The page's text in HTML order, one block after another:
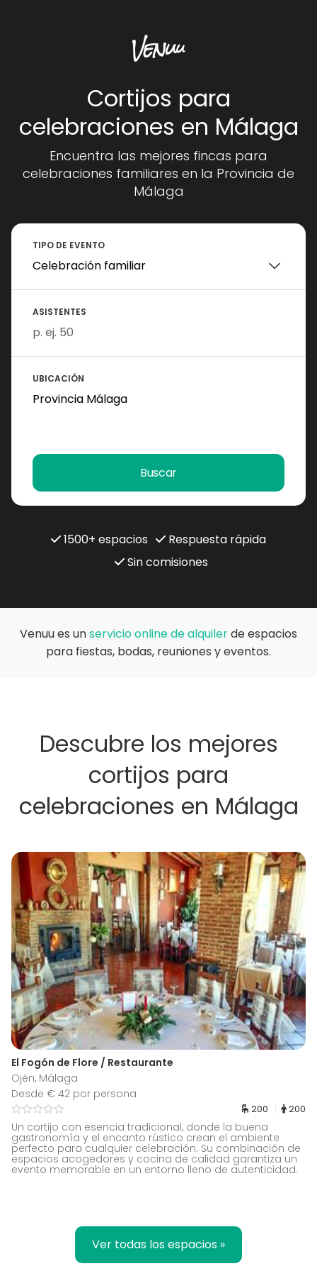
Cortijos para
celebraciones en Málaga
Encuentra las mejores fincas para
celebraciones familiares en la Provincia de
Málaga
TIPO DE EVENTO
ASISTENTES
UBICACIÓN
Buscar
1500+ espacios
Respuesta rápida
Sin comisiones
Venuu es unservicio online de alquilerde espacios
para fiestas, bodas, reuniones y eventos.
Descubre los mejores
cortijos para
celebraciones en Málaga
El Fogón de Flore / Restaurante
Ojén, Málaga
Desde € 42 por persona
200 200
Un cortijo con esencia tradicional, donde la buena
gastronomía y el encanto rústico crean el ambiente
perfecto para cualquier celebración. Su combinación de
espacios acogedores y cocina de calidad garantiza un
evento memorable en un entorno lleno de autenticidad.
Ver todas los espacios »